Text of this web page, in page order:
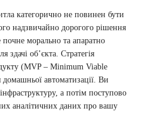
категорично не повинен бути
надзвичайно дорогого рішення
почне морально та апаратно
здачі об’єкта. Стратегія
(MVP – Minimum Viable
домашньої автоматизації. Ви
а потім поступово
аналітичних даних про вашу